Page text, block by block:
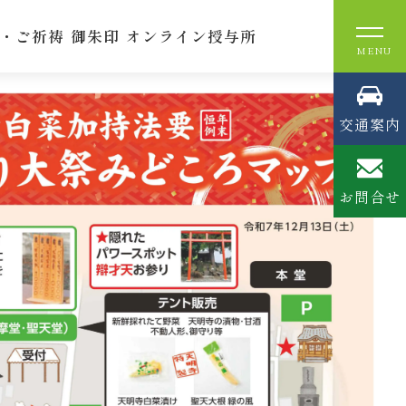
ご祈祷 御朱印 オンライン授与所
交通案内
お問合せ